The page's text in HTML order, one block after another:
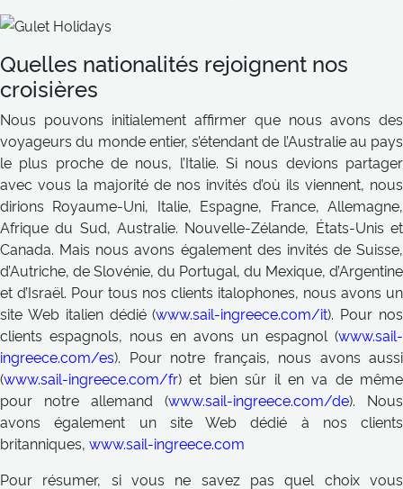
Quelles nationalités rejoignent nos
croisières
Nous pouvons initialement affirmer que nous avons des
voyageurs du monde entier, s’étendant de l’Australie au pays
le plus proche de nous, l’Italie. Si nous devions partager
avec vous la majorité de nos invités d’où ils viennent, nous
dirions Royaume-Uni, Italie, Espagne, France, Allemagne,
Afrique du Sud, Australie. Nouvelle-Zélande, États-Unis et
Canada. Mais nous avons également des invités de Suisse,
d’Autriche, de Slovénie, du Portugal, du Mexique, d’Argentine
et d’Israël. Pour tous nos clients italophones, nous avons un
site Web italien dédié (www.sail-ingreece.com/it). Pour nos
clients espagnols, nous en avons un espagnol (www.sail-
ingreece.com/es). Pour notre français, nous avons aussi
(www.sail-ingreece.com/fr) et bien sûr il en va de même
pour notre allemand (www.sail-ingreece.com/de). Nous
avons également un site Web dédié à nos clients
britanniques, www.sail-ingreece.com
Pour résumer, si vous ne savez pas quel choix vous